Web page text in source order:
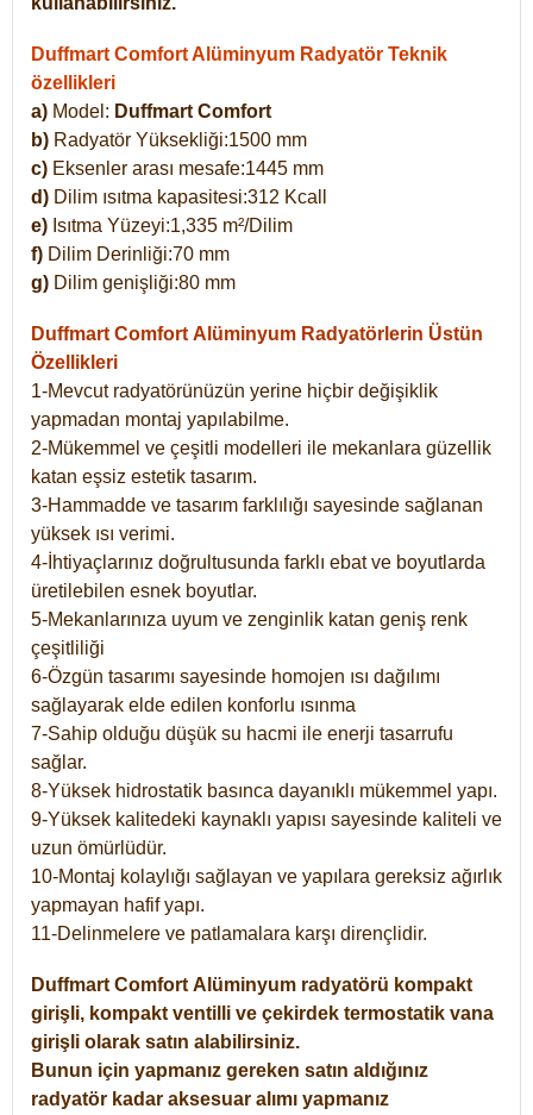
Duffmart Comfort Alüminyum Radyatör Teknik
özellikleri
a) Model: Duffmart Comfort
b) Radyatör Yüksekliği:1500 mm
c) Eksenler arası mesafe:1445 mm
d) Dilim ısıtma kapasitesi:312 Kcall
e) Isıtma Yüzeyi:1,335 m²/Dilim
f) Dilim Derinliği:70 mm
g) Dilim genişliği:80 mm
Duffmart Comfort Alüminyum Radyatörlerin Üstün
Özellikleri
1-Mevcut radyatörünüzün yerine hiçbir değişiklik
yapmadan montaj yapılabilme.
2-Mükemmel ve çeşitli modelleri ile mekanlara güzellik
katan eşsiz estetik tasarım.
3-Hammadde ve tasarım farklılığı sayesinde sağlanan
yüksek ısı verimi.
4-İhtiyaçlarınız doğrultusunda farklı ebat ve boyutlarda
üretilebilen esnek boyutlar.
5-Mekanlarınıza uyum ve zenginlik katan geniş renk
çeşitliliği
6-Özgün tasarımı sayesinde homojen ısı dağılımı
sağlayarak elde edilen konforlu ısınma
7-Sahip olduğu düşük su hacmi ile enerji tasarrufu
sağlar.
8-Yüksek hidrostatik basınca dayanıklı mükemmel yapı.
9-Yüksek kalitedeki kaynaklı yapısı sayesinde kaliteli ve
uzun ömürlüdür.
10-Montaj kolaylığı sağlayan ve yapılara gereksiz ağırlık
yapmayan hafif yapı.
11-Delinmelere ve patlamalara karşı dirençlidir.
Duffmart Comfort Alüminyum radyatörü kompakt
girişli, kompakt ventilli ve çekirdek termostatik vana
girişli olarak satın alabilirsiniz.
Bunun için yapmanız gereken satın aldığınız
radyatör kadar aksesuar alımı yapmanız